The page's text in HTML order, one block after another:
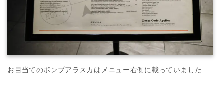
お目当てのボンブアラスカはメニュー右側に載っていました